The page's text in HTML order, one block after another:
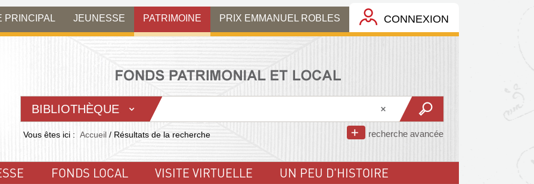
PRINCIPAL JEUNESSE PATRIMOINE PRIX EMMANUEL ROBLES CONNEXION
BIBLIOTHÈQUE
recherche avancée
Vous êtes ici : Accueil / Résultats de la recherche
FONDS LOCAL VISITE VIRTUELLE UN PEU D'HISTOIRE